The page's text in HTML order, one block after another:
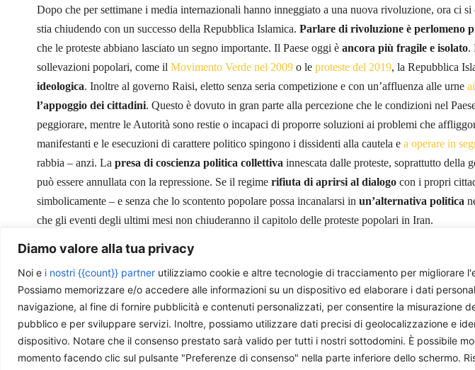
Diamo valore alla tua privacy
Noi e i nostri {{count}} partner utilizziamo cookie e altre tecnologie di tracciamento per migliorare
Possiamo memorizzare e/o accedere alle informazioni su un dispositivo ed elaborare i dati
navigazione, al fine di fornire pubblicità e contenuti personalizzati, per consentire la misurazione
pubblico e per sviluppare servizi. Inoltre, possiamo utilizzare dati precisi di geolocalizzazione e
dispositivo. Notare che il consenso prestato sarà valido per tutti i nostri sottodomini. È possibile
momento facendo clic sul pulsante "Preferenze di consenso" nella parte inferiore dello schermo.
Dopo che per settimane i media internazionali hanno inneggiato a una nuova rivoluzione, ora ci si
stia chiudendo con un successo della Repubblica Islamica. Parlare di rivoluzione è perlomeno
che le proteste abbiano lasciato un segno importante. Il Paese oggi è ancora più fragile e isolato.
sollevazioni popolari, come il Movimento Verde nel 2009 o le proteste del 2019, la Repubblica
ideologica. Inoltre al governo Raisi, eletto senza seria competizione e con un’affluenza alle urne
l’appoggio dei cittadini. Questo è dovuto in gran parte alla percezione che le condizioni nel
peggiorare, mentre le Autorità sono restie o incapaci di proporre soluzioni ai problemi che
manifestanti e le esecuzioni di carattere politico spingono i dissidenti alla cautela e a operare in
rabbia – anzi. La presa di coscienza politica collettiva innescata dalle proteste, soprattutto della
può essere annullata con la repressione. Se il regime rifiuta di aprirsi al dialogo con i propri
simbolicamente – e senza che lo scontento popolare possa incanalarsi in un’alternativa politica
che gli eventi degli ultimi mesi non chiuderanno il capitolo delle proteste popolari in Iran.
Immagine di copertina: “Iran Protests” byTaymaz Valleyis licensed underCC BY